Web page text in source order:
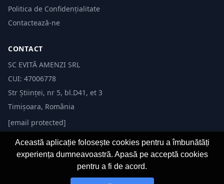
Politica de Confidențialitate
Contactează-ne
CONTACT
SC EVITĂ AMENZI SRL
CUI: 47006778
Str Științei, nr 5, bl.D41, et 3
Timișoara, România
[email protected]
© 2026 Evită Amenzi. Toate drepturile rezervate. Dezvoltat de
Această aplicație folosește cookies pentru a îmbunătăți
experiența dumneavoastră. Apasă pe acceptă cookies
pentru a fi de acord.